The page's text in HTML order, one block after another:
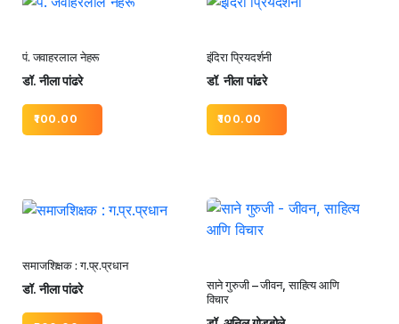
पं. जवाहरलाल नेहरू
डॉ. नीला पांढरे
100.00
इंदिरा प्रियदर्शनी
डॉ. नीला पांढरे
100.00
समाजशिक्षक : ग.प्र.प्रधान
डॉ. नीला पांढरे
साने गुरुजी – जीवन, साहित्य आणि
विचार